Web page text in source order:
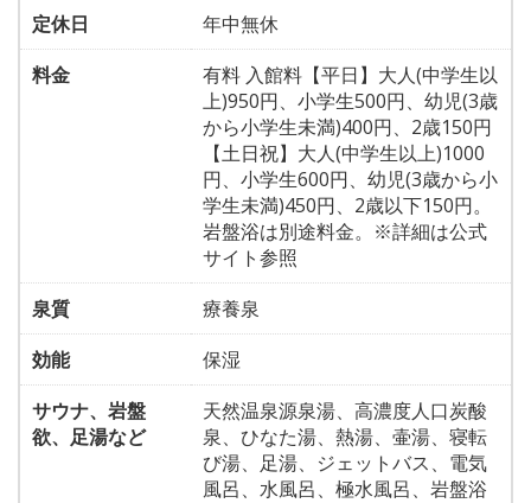
定休日
年中無休
料金
有料 入館料【平日】大人(中学生以
上)950円、小学生500円、幼児(3歳
から小学生未満)400円、2歳150円
【土日祝】大人(中学生以上)1000
円、小学生600円、幼児(3歳から小
学生未満)450円、2歳以下150円。
岩盤浴は別途料金。※詳細は公式
サイト参照
泉質
療養泉
効能
保湿
サウナ、岩盤
欲、足湯など
天然温泉源泉湯、高濃度人口炭酸
泉、ひなた湯、熱湯、壷湯、寝転
び湯、足湯、ジェットバス、電気
風呂、水風呂、極水風呂、岩盤浴